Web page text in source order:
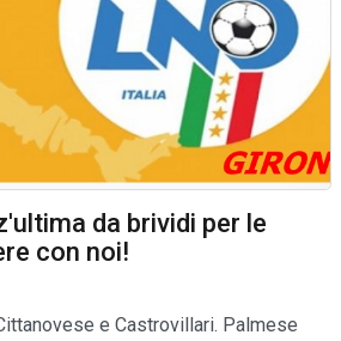
da brividi per le
con noi!
e Castrovillari. Palmese